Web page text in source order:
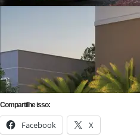
Compartilhe isso:
Facebook X